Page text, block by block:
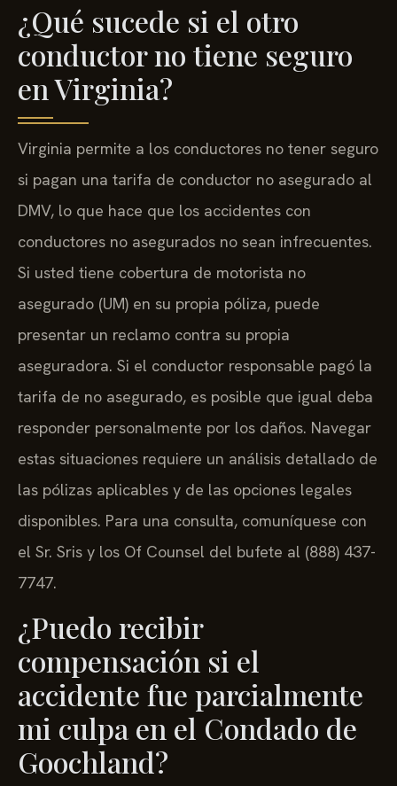
¿Qué sucede si el otro
conductor no tiene seguro
en Virginia?
Virginia permite a los conductores no tener seguro
si pagan una tarifa de conductor no asegurado al
DMV, lo que hace que los accidentes con
conductores no asegurados no sean infrecuentes.
Si usted tiene cobertura de motorista no
asegurado (UM) en su propia póliza, puede
presentar un reclamo contra su propia
aseguradora. Si el conductor responsable pagó la
tarifa de no asegurado, es posible que igual deba
responder personalmente por los daños. Navegar
estas situaciones requiere un análisis detallado de
las pólizas aplicables y de las opciones legales
disponibles. Para una consulta, comuníquese con
el Sr. Sris y los Of Counsel del bufete al (888) 437-
7747.
¿Puedo recibir
compensación si el
accidente fue parcialmente
mi culpa en el Condado de
Goochland?